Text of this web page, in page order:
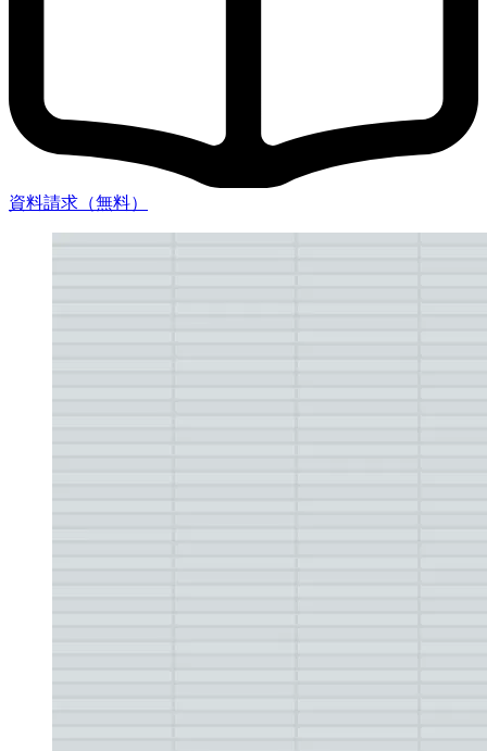
Q4. 排水管清掃を怠るとどのような問題が発生し
ますか？
資料請求（無料）